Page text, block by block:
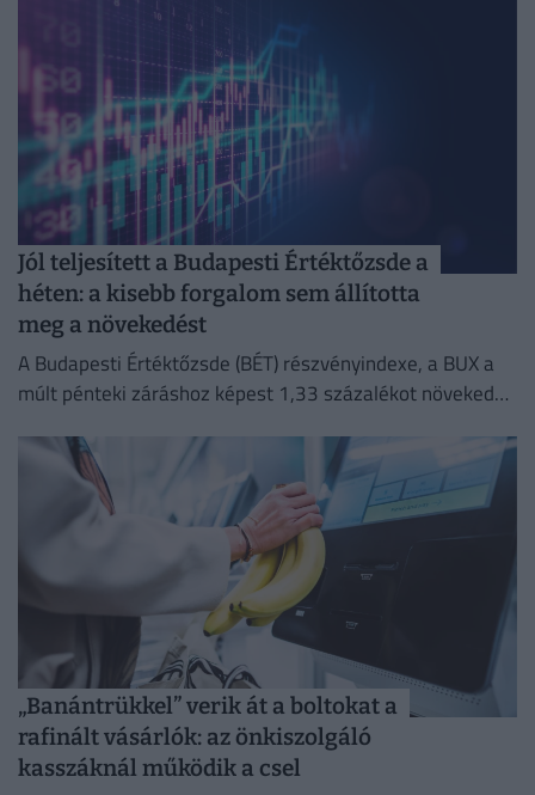
Jól teljesített a Budapesti Értéktőzsde a
héten: a kisebb forgalom sem állította
meg a növekedést
A Budapesti Értéktőzsde (BÉT) részvényindexe, a BUX a
múlt pénteki záráshoz képest 1,33 százalékot növekedve
„Banántrükkel” verik át a boltokat a
rafinált vásárlók: az önkiszolgáló
kasszáknál működik a csel